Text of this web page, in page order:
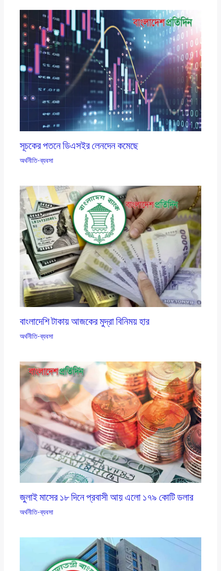
সূচকের পতনে ডিএসইর লেনদেন কমেছে
অর্থনীতি-ব্যবসা
বাংলাদেশি টাকায় আজকের মুদ্রা বিনিময় হার
অর্থনীতি-ব্যবসা
জুলাই মাসের ১৮ দিনে প্রবাসী আয় এলাে ১৭৯ কোটি ডলার
অর্থনীতি-ব্যবসা